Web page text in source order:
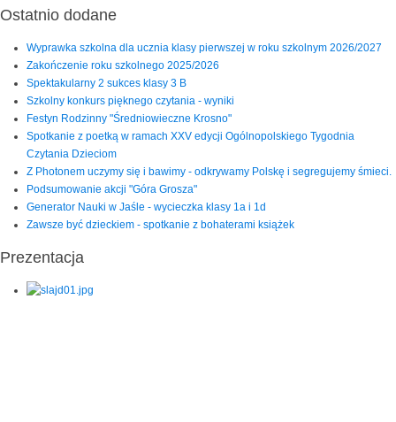
Ostatnio dodane
Wyprawka szkolna dla ucznia klasy pierwszej w roku szkolnym 2026/2027
Zakończenie roku szkolnego 2025/2026
Spektakularny 2 sukces klasy 3 B
Szkolny konkurs pięknego czytania - wyniki
Festyn Rodzinny "Średniowieczne Krosno"
Spotkanie z poetką w ramach XXV edycji Ogólnopolskiego Tygodnia
Czytania Dzieciom
Z Photonem uczymy się i bawimy - odkrywamy Polskę i segregujemy śmieci.
Podsumowanie akcji "Góra Grosza"
Generator Nauki w Jaśle - wycieczka klasy 1a i 1d
Zawsze być dzieckiem - spotkanie z bohaterami książek
Prezentacja